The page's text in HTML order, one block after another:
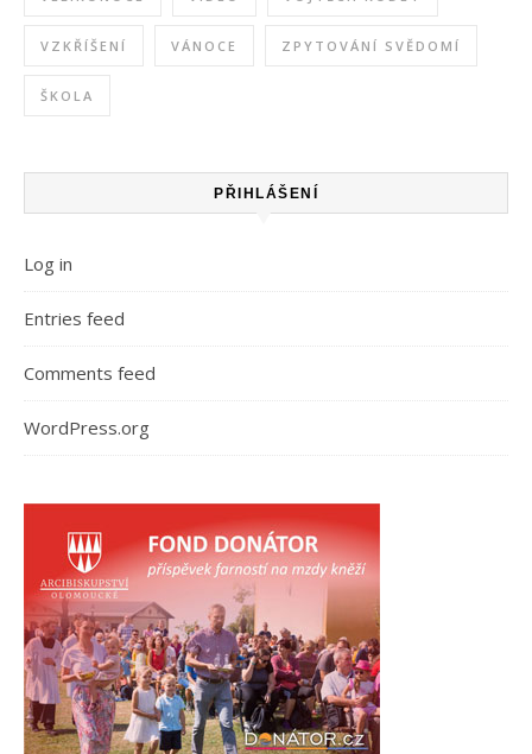
VZKŘÍŠENÍ VÁNOCE ZPYTOVÁNÍ SVĚDOMÍ
ŠKOLA
PŘIHLÁŠENÍ
Log in
Entries feed
Comments feed
WordPress.org